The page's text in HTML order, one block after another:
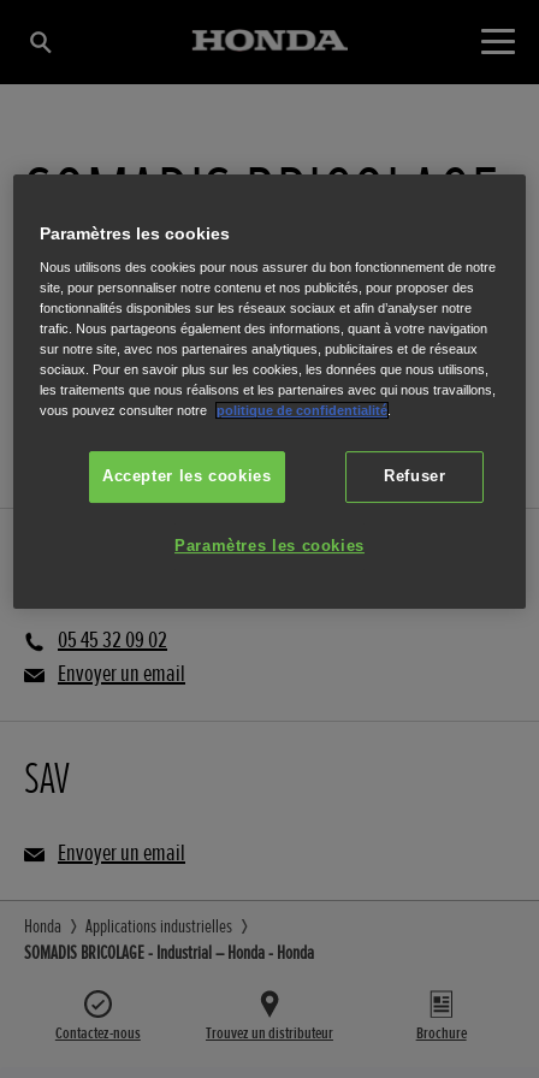
SOMADIS BRICOLAGE
18 La Roche Croizat,REPARSAC,16200
ITINÉRAIRE
SITE INTERNET
05 45 32 09 02
Envoyer un email
SAV
Envoyer un email
Honda
Applications industrielles
SOMADIS BRICOLAGE - Industrial – Honda - Honda
Contactez-nous Trouvez un distributeur Brochure
Paramètres les cookies
Nous utilisons des cookies pour nous assurer du bon fonctionnement de notre
site, pour personnaliser notre contenu et nos publicités, pour proposer des
fonctionnalités disponibles sur les réseaux sociaux et afin d’analyser notre
trafic. Nous partageons également des informations, quant à votre navigation
sur notre site, avec nos partenaires analytiques, publicitaires et de réseaux
sociaux. Pour en savoir plus sur les cookies, les données que nous utilisons,
les traitements que nous réalisons et les partenaires avec qui nous travaillons,
vous pouvez consulter notre
politique de confidentialité
Refuser
Accepter les cookies
Paramètres les cookies